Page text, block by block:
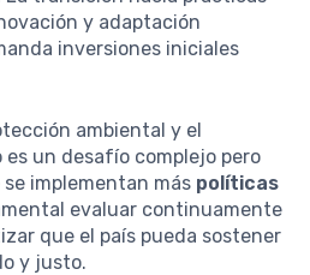
y adaptación
inversiones iniciales
ambiental y el
un desafío complejo pero
implementan más políticas
evaluar continuamente
que el país pueda sostener
y justo.